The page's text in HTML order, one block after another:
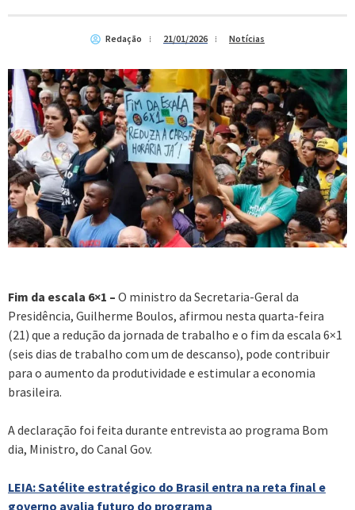
Redação 21/01/2026 Notícias
Fim da escala 6×1 – O ministro da Secretaria-Geral da
Presidência, Guilherme Boulos, afirmou nesta quarta-feira
(21) que a redução da jornada de trabalho e o fim da escala 6×1
(seis dias de trabalho com um de descanso), pode contribuir
para o aumento da produtividade e estimular a economia
brasileira.
A declaração foi feita durante entrevista ao programa Bom
dia, Ministro, do Canal Gov.
LEIA: Satélite estratégico do Brasil entra na reta final e
governo avalia futuro do programa